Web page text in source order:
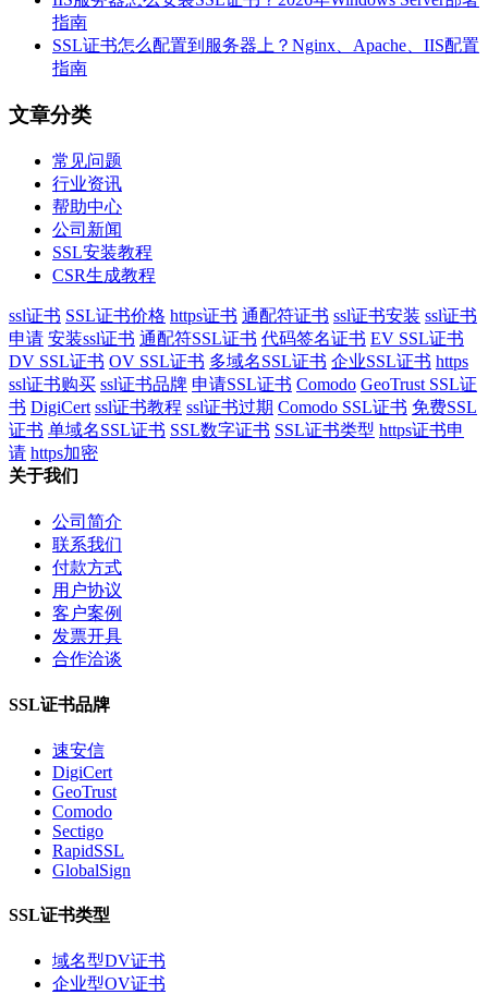
指南
SSL证书怎么配置到服务器上？Nginx、Apache、IIS配置
指南
文章分类
常见问题
行业资讯
帮助中心
公司新闻
SSL安装教程
CSR生成教程
ssl证书 SSL证书价格 https证书 通配符证书 ssl证书安装 ssl证书
申请 安装ssl证书 通配符SSL证书 代码签名证书 EV SSL证书
DV SSL证书 OV SSL证书 多域名SSL证书 企业SSL证书 https
ssl证书购买 ssl证书品牌 申请SSL证书 Comodo GeoTrust SSL证
书 DigiCert ssl证书教程 ssl证书过期 Comodo SSL证书 免费SSL
证书 单域名SSL证书 SSL数字证书 SSL证书类型 https证书申
请 https加密
关于我们
公司简介
联系我们
付款方式
用户协议
客户案例
发票开具
合作洽谈
SSL证书品牌
速安信
DigiCert
GeoTrust
Comodo
Sectigo
RapidSSL
GlobalSign
SSL证书类型
域名型DV证书
企业型OV证书